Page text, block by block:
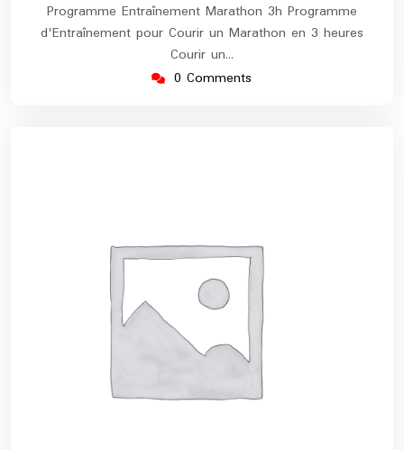
Programme Entraînement Marathon 3h Programme
d'Entraînement pour Courir un Marathon en 3 heures
Courir un…
0 Comments